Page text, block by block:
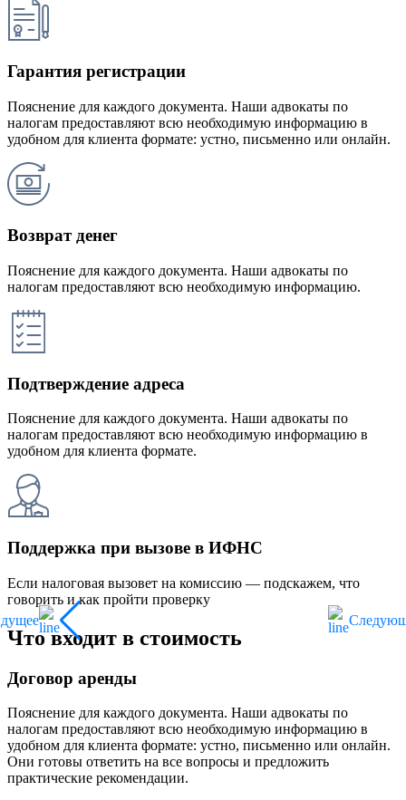
Гарантия регистрации
Пояснение для каждого документа. Наши адвокаты по
налогам предоставляют всю необходимую информацию в
удобном для клиента формате: устно, письменно или онлайн.
Возврат денег
Пояснение для каждого документа. Наши адвокаты по
налогам предоставляют всю необходимую информацию.
Подтверждение адреса
Пояснение для каждого документа. Наши адвокаты по
налогам предоставляют всю необходимую информацию в
удобном для клиента формате.
Поддержка при вызове в ИФНС
Если налоговая вызовет на комиссию — подскажем, что
говорить и как пройти проверку
Что входит в стоимость
Договор аренды
Пояснение для каждого документа. Наши адвокаты по
налогам предоставляют всю необходимую информацию в
удобном для клиента формате: устно, письменно или онлайн.
Они готовы ответить на все вопросы и предложить
практические рекомендации.